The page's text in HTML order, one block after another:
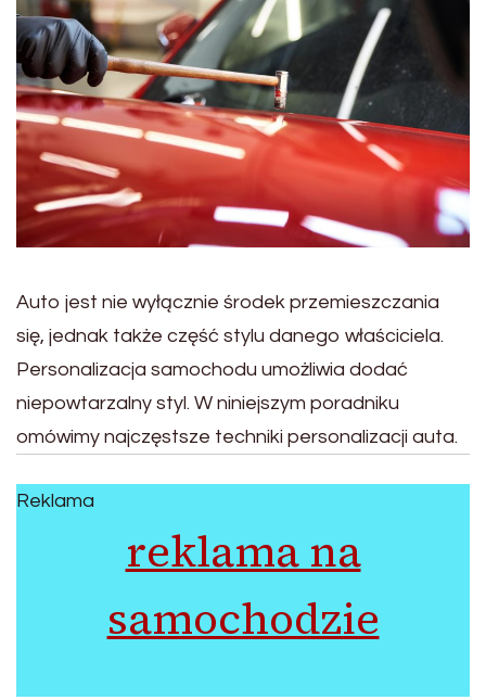
Auto jest nie wyłącznie środek przemieszczania
się, jednak także część stylu danego właściciela.
Personalizacja samochodu umożliwia dodać
niepowtarzalny styl. W niniejszym poradniku
omówimy najczęstsze techniki personalizacji auta.
Reklama
reklama na
samochodzie